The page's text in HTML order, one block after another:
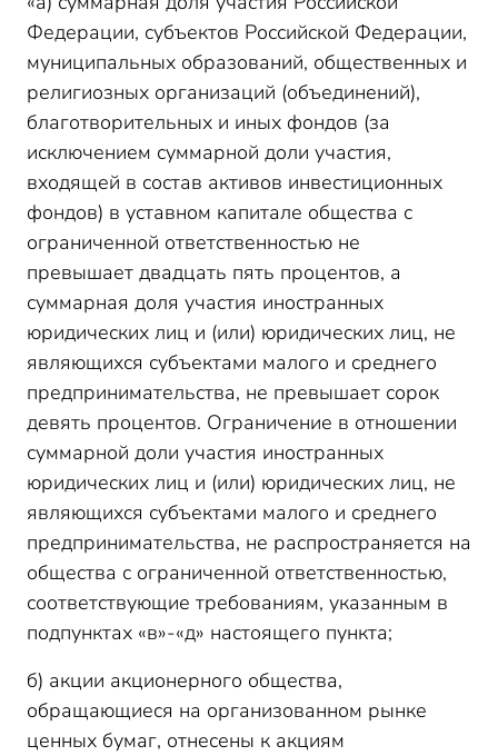
Федерации, субъектов Российской Федерации,
муниципальных образований, общественных и
религиозных организаций (объединений),
благотворительных и иных фондов (за
исключением суммарной доли участия,
входящей в состав активов инвестиционных
фондов) в уставном капитале общества с
ограниченной ответственностью не
превышает двадцать пять процентов, а
суммарная доля участия иностранных
юридических лиц и (или) юридических лиц, не
являющихся субъектами малого и среднего
предпринимательства, не превышает сорок
девять процентов. Ограничение в отношении
суммарной доли участия иностранных
юридических лиц и (или) юридических лиц, не
являющихся субъектами малого и среднего
предпринимательства, не распространяется на
общества с ограниченной ответственностью,
соответствующие требованиям, указанным в
подпунктах «в»-«д» настоящего пункта;
б) акции акционерного общества,
обращающиеся на организованном рынке
ценных бумаг, отнесены к акциям